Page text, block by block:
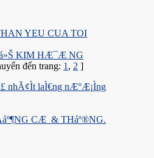
YEU CUA TOI
KIM HÆ¯Æ NG
đến trang: 1 , 2 ]
laÌ€ng nÆ°Æ¡Ìng
CÆ & THáº®NG.